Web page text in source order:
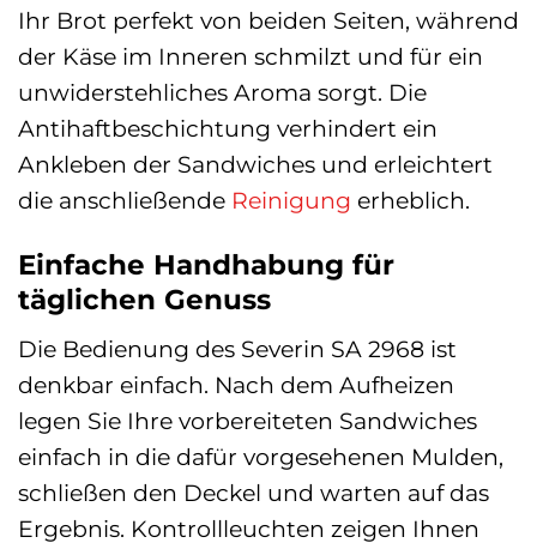
Ihr Brot perfekt von beiden Seiten, während
der Käse im Inneren schmilzt und für ein
unwiderstehliches Aroma sorgt. Die
Antihaftbeschichtung verhindert ein
Ankleben der Sandwiches und erleichtert
die anschließende Reinigung erheblich.
Einfache Handhabung für
täglichen Genuss
Die Bedienung des Severin SA 2968 ist
denkbar einfach. Nach dem Aufheizen
legen Sie Ihre vorbereiteten Sandwiches
einfach in die dafür vorgesehenen Mulden,
schließen den Deckel und warten auf das
Ergebnis. Kontrollleuchten zeigen Ihnen